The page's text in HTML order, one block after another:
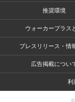
推奨環境
ウォーカープラス
プレスリリース・情
広告掲載につい
利